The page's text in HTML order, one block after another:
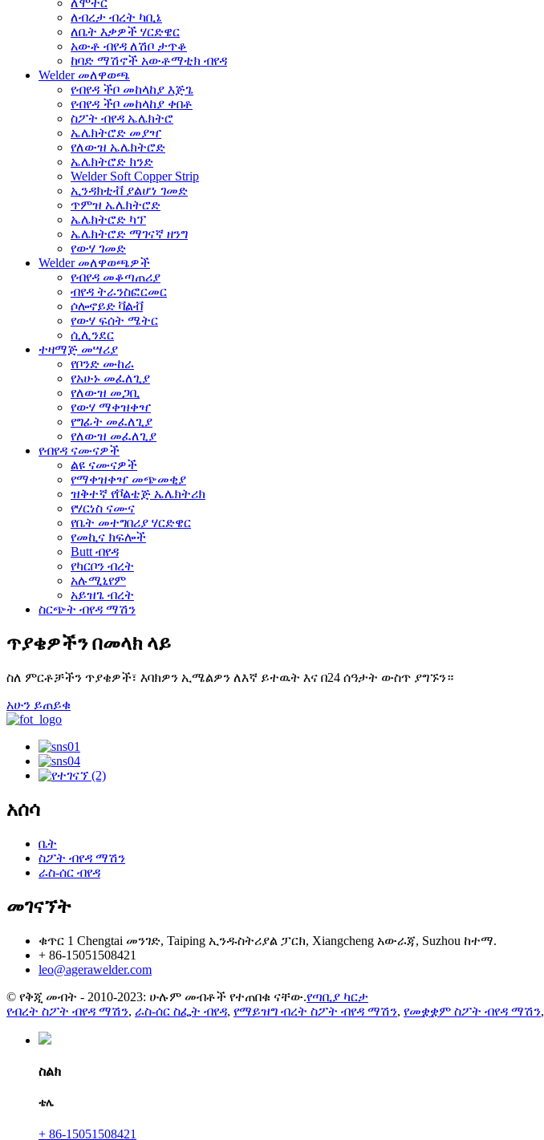
ለሞተር
ለብረታ ብረት ካቢኔ
ለቤት እቃዎች ሃርድዌር
አውቶ ብየዳ ለሽቦ ታጥቆ
ከባድ ማሽኖች አውቶማቲክ ብየዳ
Welder መለዋወጫ
የብየዳ ችቦ መከላከያ እጅጌ
የብየዳ ችቦ መከላከያ ቀበቶ
ስፖት ብየዳ ኤሌክትሮ
ኤሌክትሮድ መያዣ
የለውዝ ኤሌክትሮድ
ኤሌክትሮድ ክንድ
Welder Soft Copper Strip
ኢንዳክቲቭ ያልሆነ ገመድ
ጥምዝ ኤሌክትሮድ
ኤሌክትሮድ ካፕ
ኤሌክትሮድ ማገናኛ ዘንግ
የውሃ ገመድ
Welder መለዋወጫዎች
የብየዳ መቆጣጠሪያ
ብየዳ ትራንስፎርመር
ሶሎኖይድ ቫልቭ
የውሃ ፍሰት ሜትር
ሲሊንደር
ተዛማጅ መሣሪያ
የቦንድ ሙከራ
የአሁኑ መፈለጊያ
የለውዝ መጋቢ
የውሃ ማቀዝቀዣ
የግፊት መፈለጊያ
የለውዝ መፈለጊያ
የብየዳ ናሙናዎች
ልዩ ናሙናዎች
የማቀዝቀዣ መጭመቂያ
ዝቅተኛ የቮልቴጅ ኤሌክትሪክ
የሃርነስ ናሙና
የቤት መተግበሪያ ሃርድዌር
የመኪና ክፍሎች
Butt ብየዳ
የካርቦን ብረት
አሉሚኒየም
አይዝጌ ብረት
ስርጭት ብየዳ ማሽን
ጥያቄዎችን በመላክ ላይ
ስለ ምርቶቻችን ጥያቄዎች፣ እባክዎን ኢሜልዎን ለእኛ ይተዉት እና በ24 ሰዓታት ውስጥ ያግኙን።
አሁን ይጠይቁ
አሰሳ
ቤት
ስፖት ብየዳ ማሽን
ራስ-ሰር ብየዳ
መገናኘት
ቁጥር 1 Chengtai መንገድ, Taiping ኢንዱስትሪያል ፓርክ, Xiangcheng አውራጃ, Suzhou ከተማ.
+ 86-15051508421
leo@agerawelder.com
© የቅጂ መብት - 2010-2023: ሁሉም መብቶች የተጠበቁ ናቸው.የጣቢያ ካርታ
የብረት ስፖት ብየዳ ማሽን, ራስ-ሰር ስፌት ብየዳ, የማይዝግ ብረት ስፖት ብየዳ ማሽን, የመቋቋም ስፖት ብየዳ ማሽን,
ስልክ
ቴሌ
+ 86-15051508421